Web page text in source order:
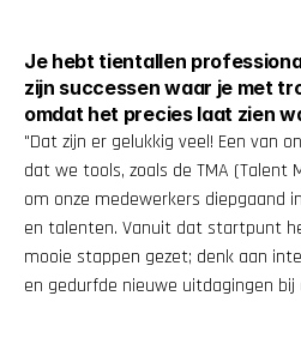
Je hebt tientallen
zijn successen waar je met
omdat het precies laat zien
"Dat zijn er gelukkig veel! Een van
dat we tools, zoals de TMA (Talent
om onze medewerkers diepgaand
en talenten. Vanuit dat startpunt
mooie stappen gezet; denk aan
en gedurfde nieuwe uitdagingen bij